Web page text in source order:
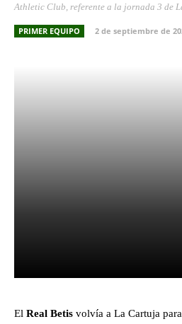
Athletic Club, referente a la jornada 3 de
PRIMER EQUIPO 2 de septiembre de
El Real Betis volvía a La Cartuja